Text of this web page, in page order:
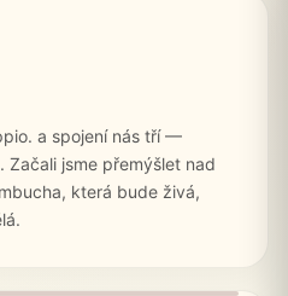
a spojení nás tří —
Začali jsme přemýšlet nad
která bude živá,